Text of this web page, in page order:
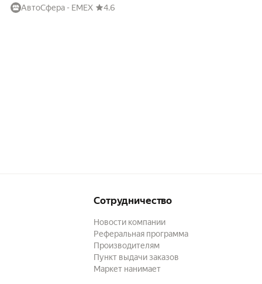
АвтоСфера - ЕМЕХ
4.6
Сотрудничество
Новости компании
Реферальная программа
Производителям
Пункт выдачи заказов
Маркет нанимает